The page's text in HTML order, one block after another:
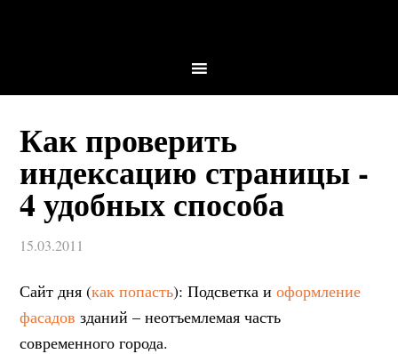
Как проверить
индексацию страницы -
4 удобных способа
15.03.2011
Сайт дня (как попасть): Подсветка иоформление
фасадов зданий – неотъемлемая часть
современного города.